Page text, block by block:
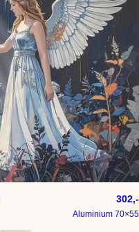
302,-
Aluminium 70×55